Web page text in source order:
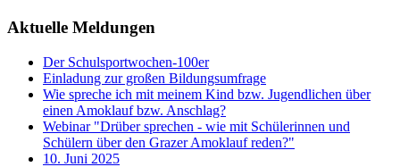
Aktuelle Meldungen
Der Schulsportwochen-100er
Einladung zur großen Bildungsumfrage
Wie spreche ich mit meinem Kind bzw. Jugendlichen über
einen Amoklauf bzw. Anschlag?
Webinar "Drüber sprechen - wie mit Schülerinnen und
Schülern über den Grazer Amoklauf reden?"
10. Juni 2025